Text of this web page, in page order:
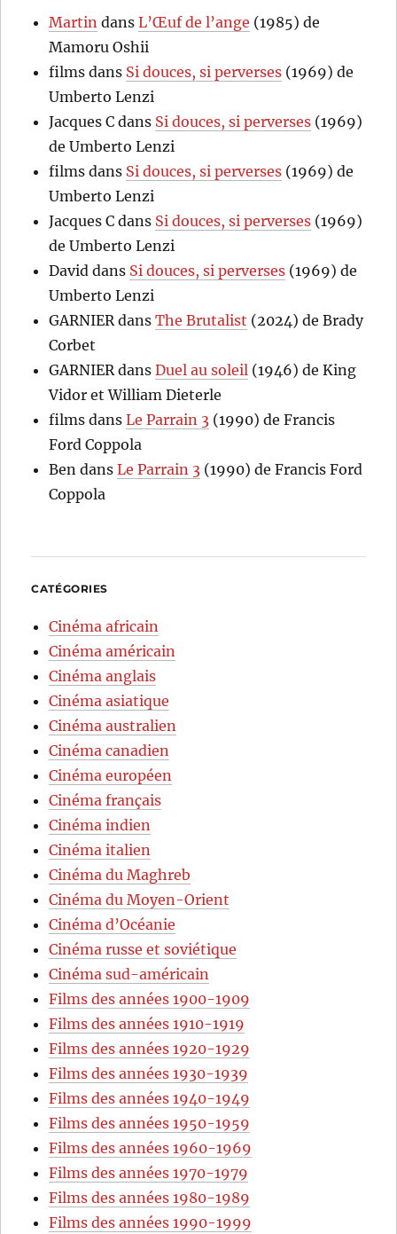
Martin dansL’Œuf de l’ange (1985) de
Mamoru Oshii
films dans Si douces, si perverses (1969) de
Umberto Lenzi
Jacques C dans Si douces, si perverses (1969)
de Umberto Lenzi
films dans Si douces, si perverses (1969) de
Umberto Lenzi
Jacques C dans Si douces, si perverses (1969)
de Umberto Lenzi
David dans Si douces, si perverses (1969) de
Umberto Lenzi
GARNIERdansThe Brutalist (2024) de Brady
Corbet
GARNIERdansDuel au soleil (1946) de King
Vidor et William Dieterle
films dansLe Parrain 3 (1990) de Francis
Ford Coppola
Ben dansLe Parrain 3 (1990) de Francis Ford
Coppola
CATÉGORIES
Cinéma africain
Cinéma américain
Cinéma anglais
Cinéma asiatique
Cinéma australien
Cinéma canadien
Cinéma européen
Cinéma français
Cinéma indien
Cinéma italien
Cinéma du Maghreb
Cinéma du Moyen-Orient
Cinéma d’Océanie
Cinéma russe et soviétique
Cinéma sud-américain
Films des années 1900-1909
Films des années 1910-1919
Films des années 1920-1929
Films des années 1930-1939
Films des années 1940-1949
Films des années 1950-1959
Films des années 1960-1969
Films des années 1970-1979
Films des années 1980-1989
Films des années 1990-1999